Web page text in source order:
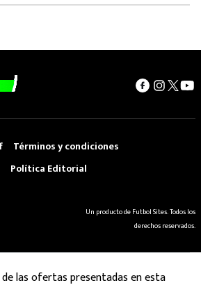
Términos y condiciones
Política Editorial
Un producto de Futbol Sites. Todos los
derechos reservados.
las ofertas presentadas en esta